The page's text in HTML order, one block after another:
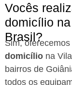
Vocês
domicílio
Brasil?
Sim, oferecemos
domicílio na
bairros de
todos os